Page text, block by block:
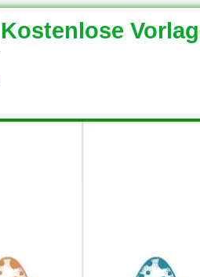
Kostenlose